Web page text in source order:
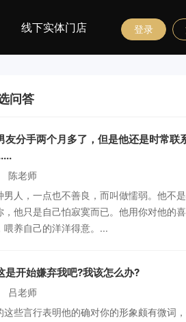
登录
线下实体门店
问答
友分手两个月多了，但是他还是时常联
陈老师
男人，一点也不善良，而叫做懦弱。他不
，他只是自己怕寂寞而已。他用你对他的喜
喂养自己的洋洋得意。...
是开始嫌弃我吧?我该怎么办?
吕老师
这些言行表明他的确对你的形象颇有微词